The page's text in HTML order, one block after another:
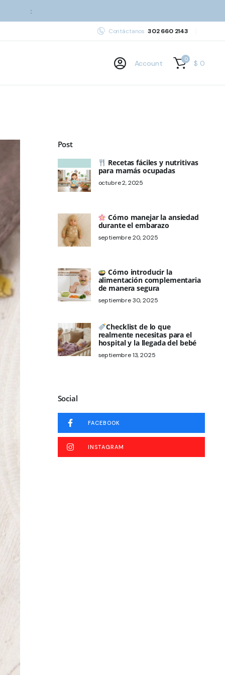
:
Contáctanos 302 660 2143
Account 0 $ 0
Post
Recetas fáciles y nutritivas
para mamás ocupadas
octubre 2, 2025
Cómo manejar la ansiedad
durante el embarazo
septiembre 20, 2025
Cómo introducir la
alimentación complementaria
de manera segura
septiembre 30, 2025
Checklist de lo que
realmente necesitas para el
hospital y la llegada del bebé
septiembre 13, 2025
Social
FACEBOOK
INSTAGRAM